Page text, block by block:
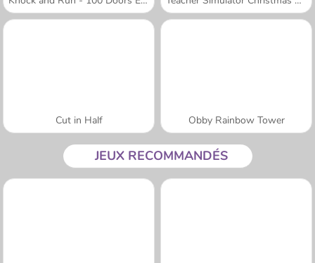
Cut in Half Obby Rainbow Tower
JEUX RECOMMANDÉS